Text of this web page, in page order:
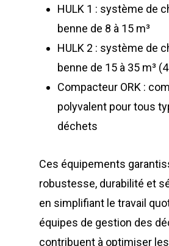
HULK 1 : système de
benne de 8 à 15 m³
HULK 2 : système de
benne de 15 à 35 m³
Compacteur ORK :
polyvalent pour tous
déchets
Ces équipements
robustesse, durabilité et
en simplifiant le travail
équipes de gestion des
contribuent à optimiser